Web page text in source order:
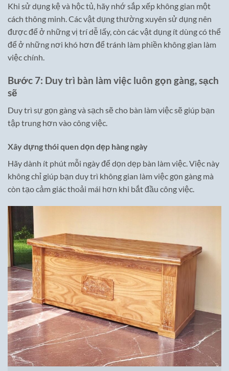
Khi sử dụng kệ và hộc tủ, hãy nhớ sắp xếp không gian một
cách thông minh. Các vật dụng thường xuyên sử dụng nên
được để ở những vị trí dễ lấy, còn các vật dụng ít dùng có thể
để ở những nơi khó hơn để tránh làm phiền không gian làm
việc chính.
Bước 7: Duy trì bàn làm việc luôn gọn gàng, sạch
sẽ
Duy trì sự gọn gàng và sạch sẽ cho bàn làm việc sẽ giúp bạn
tập trung hơn vào công việc.
Xây dựng thói quen dọn dẹp hàng ngày
Hãy dành ít phút mỗi ngày để dọn dẹp bàn làm việc. Việc này
không chỉ giúp bạn duy trì không gian làm việc gọn gàng mà
còn tạo cảm giác thoải mái hơn khi bắt đầu công việc.